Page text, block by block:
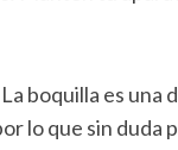
boquilla es una
lo que sin duda